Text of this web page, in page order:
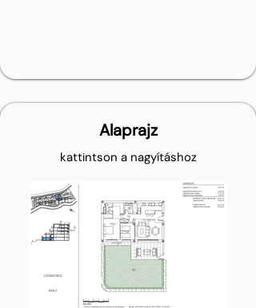
Alaprajz
kattintson a nagyításhoz